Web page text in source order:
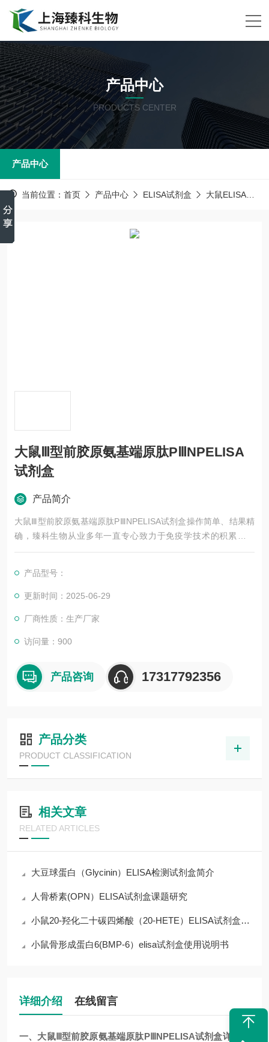
产品中心
PRODUCTS CENTER
产品中心
当前位置： 首页 产品中心 ELISA试剂盒 大鼠ELISA试剂盒
大鼠Ⅲ型前胶原氨基端原肽PⅢNPELISA
试剂盒
产品简介
大鼠Ⅲ型前胶原氨基端原肽PⅢNPELISA试剂盒操作简单、结果精
确，臻科生物从业多年一直专心致力于免疫学技术的积累与发
展，以其优质的产品质量与专业的技术服务，赢得业内广大人士
的合作关系，共同努力合作共赢。
产品型号：
更新时间：2025-06-29
厂商性质：生产厂家
访问量：900
产品咨询 17317792356
产品分类
PRODUCT CLASSIFICATION
相关文章
RELATED ARTICLES
大豆球蛋白（Glycinin）ELISA检测试剂盒简介
人骨桥素(OPN）ELISA试剂盒课题研究
小鼠20-羟化二十碳四烯酸（20-HETE）ELISA试剂盒操作说明
小鼠骨形成蛋白6(BMP-6）elisa试剂盒使用说明书
详细介绍 在线留言
一、 大鼠Ⅲ型前胶原氨基端原肽PⅢNPELISA试剂盒详细介